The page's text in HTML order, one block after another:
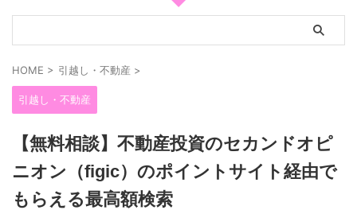
HOME > 引越し・不動産 >
引越し・不動産
【無料相談】不動産投資のセカンドオピ
ニオン（figic）のポイントサイト経由で
もらえる最高額検索